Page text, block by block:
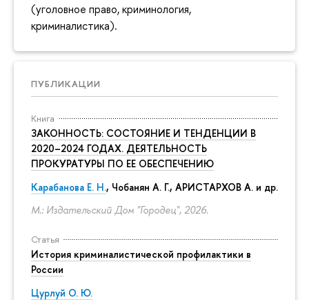
(уголовное право, криминология,
криминалистика).
ПУБЛИКАЦИИ
Книга
ЗАКОННОСТЬ: СОСТОЯНИЕ И ТЕНДЕНЦИИ В
2020–2024 ГОДАХ. ДЕЯТЕЛЬНОСТЬ
ПРОКУРАТУРЫ ПО ЕЕ ОБЕСПЕЧЕНИЮ
Карабанова Е. Н., Чобанян А. Г., АРИСТАРХОВ А. и др.
М.: Издательский Дом "Городец", 2026.
Статья
История криминалистической профилактики в
России
Цурлуй О. Ю.